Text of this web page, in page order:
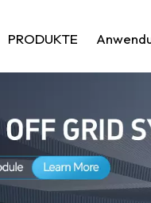
PRODUKTE